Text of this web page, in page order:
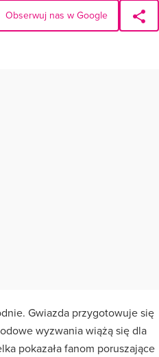
Obserwuj nas w Google
Gwiazda przygotowuje się
wyzwania wiążą się dla
pokazała fanom poruszające